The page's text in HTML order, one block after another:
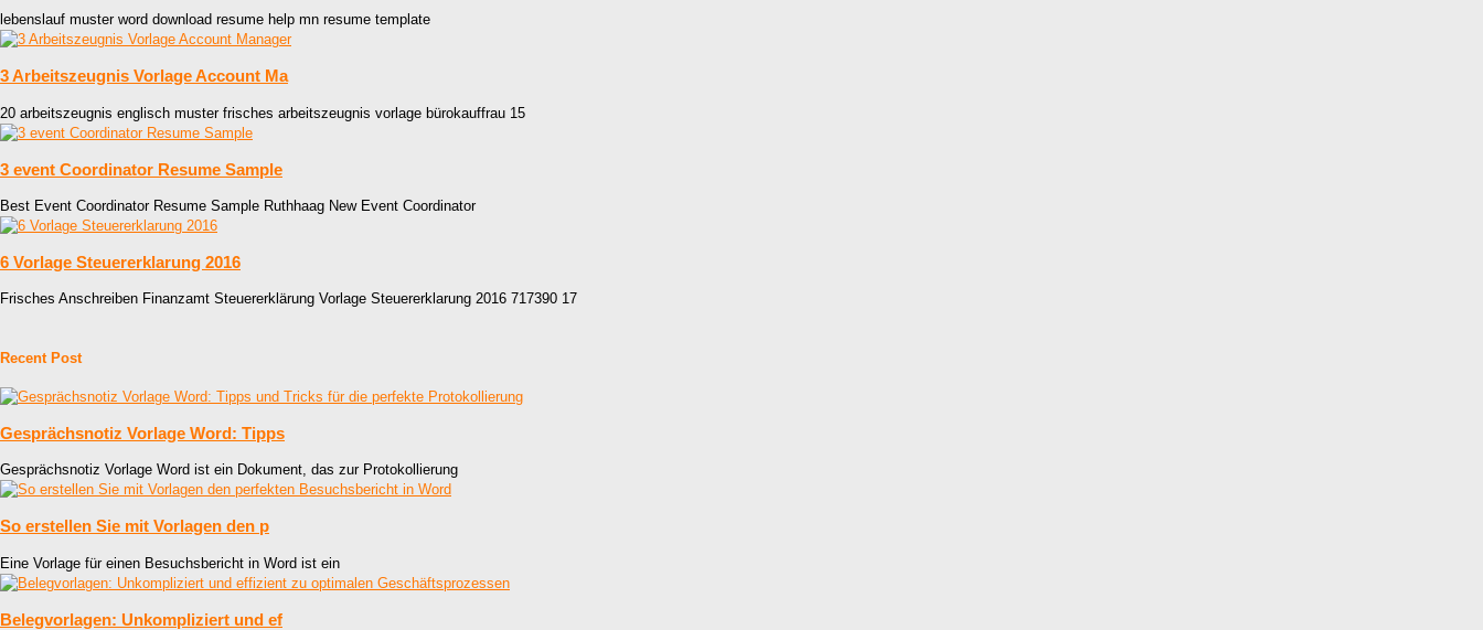
lebenslauf muster word download resume help mn resume template
3 Arbeitszeugnis Vorlage Account Ma
20 arbeitszeugnis englisch muster frisches arbeitszeugnis vorlage bürokauffrau 15
3 event Coordinator Resume Sample
Best Event Coordinator Resume Sample Ruthhaag New Event Coordinator
6 Vorlage Steuererklarung 2016
Frisches Anschreiben Finanzamt Steuererklärung Vorlage Steuererklarung 2016 717390 17
Recent Post
Gesprächsnotiz Vorlage Word: Tipps
Gesprächsnotiz Vorlage Word ist ein Dokument, das zur Protokollierung
So erstellen Sie mit Vorlagen den p
Eine Vorlage für einen Besuchsbericht in Word ist ein
Belegvorlagen: Unkompliziert und ef